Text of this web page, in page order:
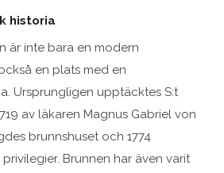
historia
är inte bara en modern
en plats med en
Ursprungligen upptäcktes S:t
av läkaren Magnus Gabriel von
brunnshuset och 1774
Brunnen har även varit